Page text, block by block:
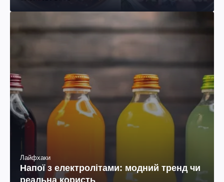
Лайфхаки
Напої з електролітами: модний тренд чи